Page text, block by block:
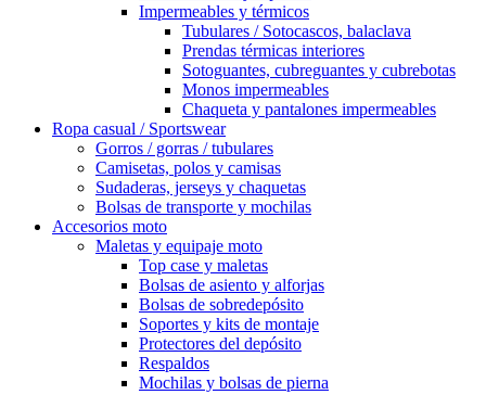
Impermeables y térmicos
Tubulares / Sotocascos, balaclava
Prendas térmicas interiores
Sotoguantes, cubreguantes y cubrebotas
Monos impermeables
Chaqueta y pantalones impermeables
Ropa casual / Sportswear
Gorros / gorras / tubulares
Camisetas, polos y camisas
Sudaderas, jerseys y chaquetas
Bolsas de transporte y mochilas
Accesorios moto
Maletas y equipaje moto
Top case y maletas
Bolsas de asiento y alforjas
Bolsas de sobredepósito
Soportes y kits de montaje
Protectores del depósito
Respaldos
Mochilas y bolsas de pierna